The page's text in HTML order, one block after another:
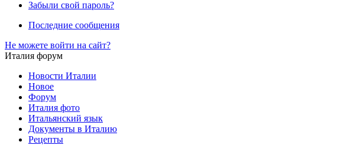
Забыли свой пароль?
Последние сообщения
Не можете войти на сайт?
Италия форум
Новости Италии
Новое
Форум
Италия фото
Итальянский язык
Документы в Италию
Рецепты